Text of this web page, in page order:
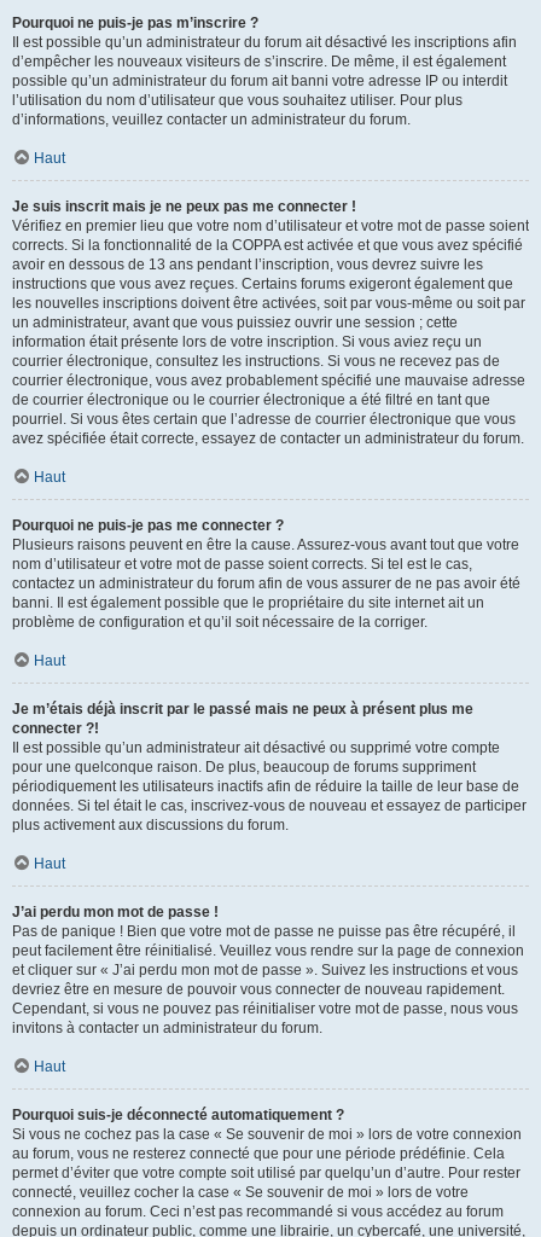
Pourquoi ne puis-je pas m’inscrire ?
Il est possible qu’un administrateur du forum ait désactivé les inscriptions afin
d’empêcher les nouveaux visiteurs de s’inscrire. De même, il est également
possible qu’un administrateur du forum ait banni votre adresse IP ou interdit
l’utilisation du nom d’utilisateur que vous souhaitez utiliser. Pour plus
d’informations, veuillez contacter un administrateur du forum.
Haut
Je suis inscrit mais je ne peux pas me connecter !
Vérifiez en premier lieu que votre nom d’utilisateur et votre mot de passe soient
corrects. Si la fonctionnalité de la COPPA est activée et que vous avez spécifié
avoir en dessous de 13 ans pendant l’inscription, vous devrez suivre les
instructions que vous avez reçues. Certains forums exigeront également que
les nouvelles inscriptions doivent être activées, soit par vous-même ou soit par
un administrateur, avant que vous puissiez ouvrir une session ; cette
information était présente lors de votre inscription. Si vous aviez reçu un
courrier électronique, consultez les instructions. Si vous ne recevez pas de
courrier électronique, vous avez probablement spécifié une mauvaise adresse
de courrier électronique ou le courrier électronique a été filtré en tant que
pourriel. Si vous êtes certain que l’adresse de courrier électronique que vous
avez spécifiée était correcte, essayez de contacter un administrateur du forum.
Haut
Pourquoi ne puis-je pas me connecter ?
Plusieurs raisons peuvent en être la cause. Assurez-vous avant tout que votre
nom d’utilisateur et votre mot de passe soient corrects. Si tel est le cas,
contactez un administrateur du forum afin de vous assurer de ne pas avoir été
banni. Il est également possible que le propriétaire du site internet ait un
problème de configuration et qu’il soit nécessaire de la corriger.
Haut
Je m’étais déjà inscrit par le passé mais ne peux à présent plus me
connecter ?!
Il est possible qu’un administrateur ait désactivé ou supprimé votre compte
pour une quelconque raison. De plus, beaucoup de forums suppriment
périodiquement les utilisateurs inactifs afin de réduire la taille de leur base de
données. Si tel était le cas, inscrivez-vous de nouveau et essayez de participer
plus activement aux discussions du forum.
Haut
J’ai perdu mon mot de passe !
Pas de panique ! Bien que votre mot de passe ne puisse pas être récupéré, il
peut facilement être réinitialisé. Veuillez vous rendre sur la page de connexion
et cliquer sur « J’ai perdu mon mot de passe ». Suivez les instructions et vous
devriez être en mesure de pouvoir vous connecter de nouveau rapidement.
Cependant, si vous ne pouvez pas réinitialiser votre mot de passe, nous vous
invitons à contacter un administrateur du forum.
Haut
Pourquoi suis-je déconnecté automatiquement ?
Si vous ne cochez pas la case « Se souvenir de moi » lors de votre connexion
au forum, vous ne resterez connecté que pour une période prédéfinie. Cela
permet d’éviter que votre compte soit utilisé par quelqu’un d’autre. Pour rester
connecté, veuillez cocher la case « Se souvenir de moi » lors de votre
connexion au forum. Ceci n’est pas recommandé si vous accédez au forum
depuis un ordinateur public, comme une librairie, un cybercafé, une université,